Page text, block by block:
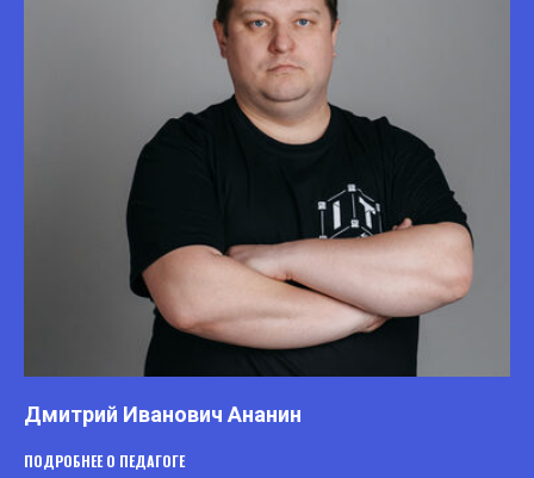
Дмитрий Иванович Ананин
ПОДРОБНЕЕ О ПЕДАГОГЕ